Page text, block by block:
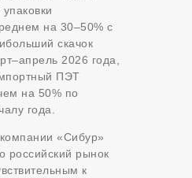
на 30–50% с
скачок
2026 года,
ПЭТ
на 50% по
года.
«Сибур»
российский рынок
к